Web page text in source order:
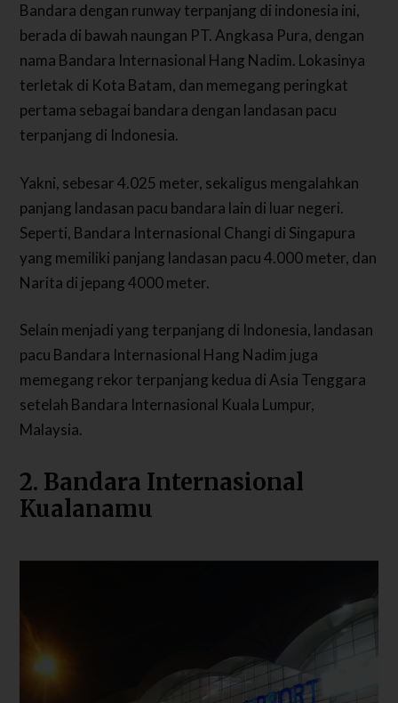
Bandara dengan runway terpanjang di indonesia ini,
berada di bawah naungan PT. Angkasa Pura, dengan
nama Bandara Internasional Hang Nadim. Lokasinya
terletak di Kota Batam, dan memegang peringkat
pertama sebagai bandara dengan landasan pacu
terpanjang di Indonesia.
Yakni, sebesar 4.025 meter, sekaligus mengalahkan
panjang landasan pacu bandara lain di luar negeri.
Seperti, Bandara Internasional Changi di Singapura
yang memiliki panjang landasan pacu 4.000 meter, dan
Narita di jepang 4000 meter.
Selain menjadi yang terpanjang di Indonesia, landasan
pacu Bandara Internasional Hang Nadim juga
memegang rekor terpanjang kedua di Asia Tenggara
setelah Bandara Internasional Kuala Lumpur,
Malaysia.
2. Bandara Internasional
Kualanamu